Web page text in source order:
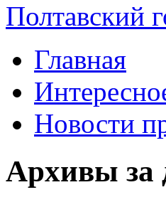
Главная
Новости
Архивы за